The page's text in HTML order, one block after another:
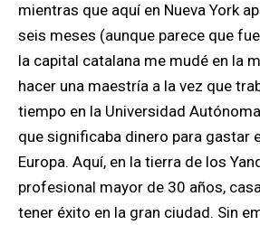
mientras que aquí en Nueva York
seis meses (aunque parece que
la capital catalana me mudé en la
hacer una maestría a la vez que
tiempo en la Universidad
que significaba dinero para gastar
Europa. Aquí, en la tierra de los
profesional mayor de 30 años,
tener éxito en la gran ciudad. Sin